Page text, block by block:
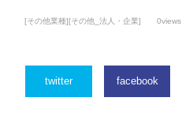
[その他業種][その他_法人・企業] 0views
twitter facebook